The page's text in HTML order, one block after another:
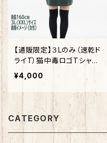
【通販限定】３Lのみ（速乾ド
ライT）猫中毒ロゴTシャツ
アイビーグリーン【数量限
定】
¥4,000
CATEGORY